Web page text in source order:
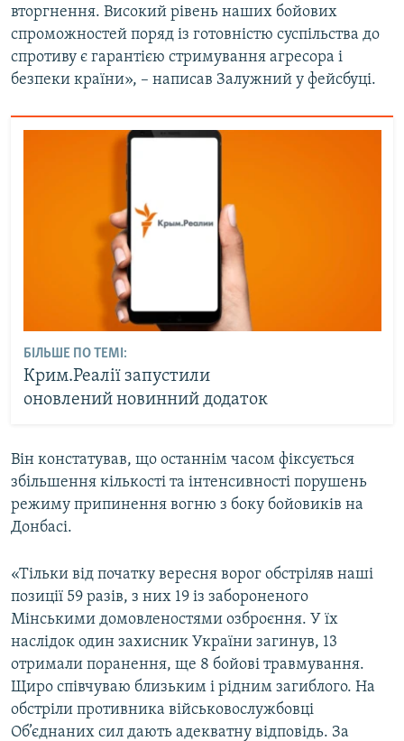
вторгнення. Високий рівень наших бойових
спроможностей поряд із готовністю суспільства до
спротиву є гарантією стримування агресора і
безпеки країни», – написав Залужний у фейсбуці.
БІЛЬШЕ ПО ТЕМІ:
Крим.Реалії запустили
оновлений новинний додаток
Він констатував, що останнім часом фіксується
збільшення кількості та інтенсивності порушень
режиму припинення вогню з боку бойовиків на
Донбасі.
«Тільки від початку вересня ворог обстріляв наші
позиції 59 разів, з них 19 із забороненого
Мінськими домовленостями озброєння. У їх
наслідок один захисник України загинув, 13
отримали поранення, ще 8 бойові травмування.
Щиро співчуваю близьким і рідним загиблого. На
обстріли противника військовослужбовці
Об’єднаних сил дають адекватну відповідь. За